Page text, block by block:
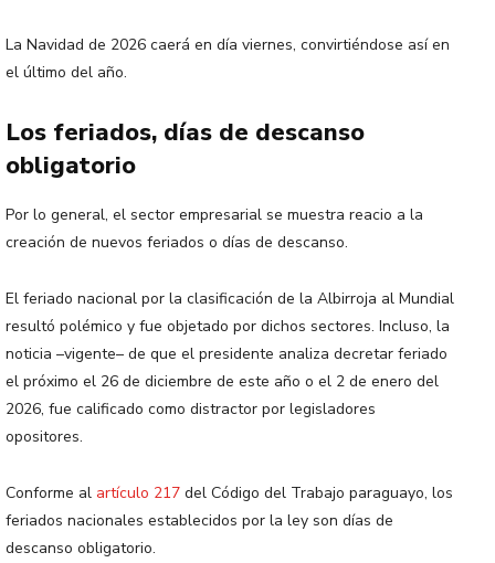
La Navidad de 2026 caerá en día viernes, convirtiéndose así en
el último del año.
Los feriados, días de descanso
obligatorio
Por lo general, el sector empresarial se muestra reacio a la
creación de nuevos feriados o días de descanso.
El feriado nacional por la clasificación de la Albirroja al Mundial
resultó polémico y fue objetado por dichos sectores. Incluso, la
noticia –vigente– de que el presidente analiza decretar feriado
el próximo el 26 de diciembre de este año o el 2 de enero del
2026, fue calificado como distractor por legisladores
opositores.
Conforme al artículo 217 del Código del Trabajo paraguayo, los
feriados nacionales establecidos por la ley son días de
descanso obligatorio.